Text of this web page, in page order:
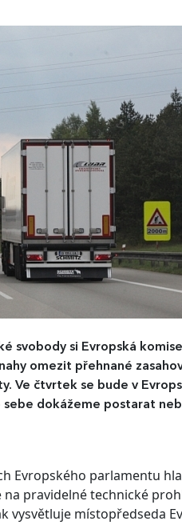
svobody si Evropská
omezit přehnané
Ve čtvrtek se bude v
dokážeme postarat
Evropského parlamentu
pravidelné technické
vysvětluje místopředseda